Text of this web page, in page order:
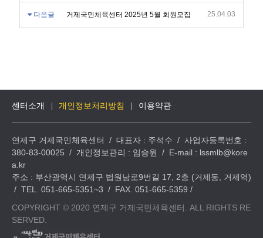
다음글 거제국민체육센터 2025년 5월 회원모집 25.04.03
센터소개 개인정보처리방침 이용약관
연제구 거제국민체육센터 / 대표자 : 주석수 / 사업자등록번호 :
380-83-00025 / 개인정보관리 : 임승원 / E-mail : lssmlb@kore
a.kr
주소 : 부산광역시 연제구 법원남로9번길 17, 2층 (거제동, 거제역)
/ TEL. 051-665-5351~3 / FAX. 051-665-5359 /
COPYRIGHT © 2020 연제구 거제국민체육센터. ALL RIGHTS RE
SERVED.